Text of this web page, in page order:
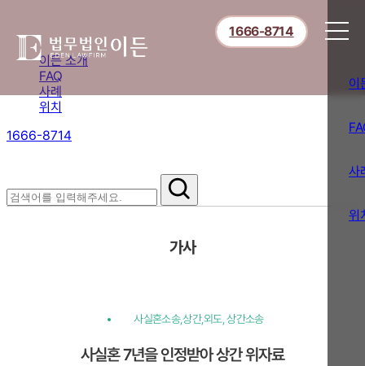
이든 소개
FAQ
사례
위치
1666-8714
1666-8714
이
사
위
가사
사실혼소송,상간,외도, 상간소송
사실혼 7년을 인정받아 상간 위자료